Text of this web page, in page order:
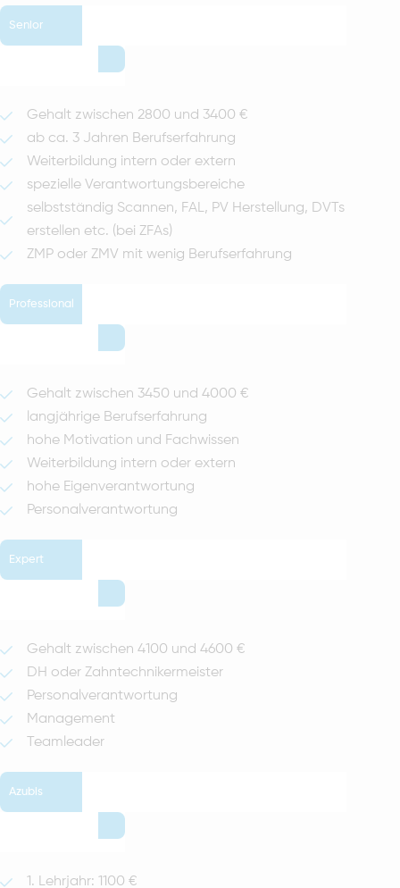
Senior
Gehalt zwischen 2800 und 3400 €
ab ca. 3 Jahren Berufserfahrung
Weiterbildung intern oder extern
spezielle Verantwortungsbereiche
selbstständig Scannen, FAL, PV Herstellung, DVTs
erstellen etc. (bei ZFAs)
ZMP oder ZMV mit wenig Berufserfahrung
Professional
Gehalt zwischen 3450 und 4000 €
langjährige Berufserfahrung
hohe Motivation und Fachwissen
Weiterbildung intern oder extern
hohe Eigenverantwortung
Personalverantwortung
Expert
Gehalt zwischen 4100 und 4600 €
DH oder Zahntechnikermeister
Personalverantwortung
Management
Teamleader
Azubis
1. Lehrjahr: 1100 €